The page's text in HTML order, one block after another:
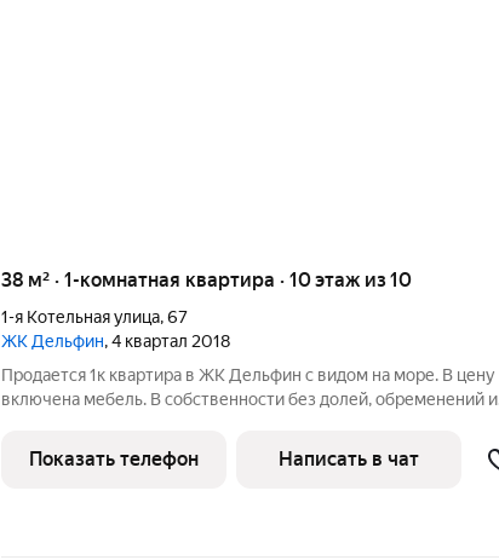
38 м² · 1-комнатная квартира · 10 этаж из 10
1-я Котельная улица,67
ЖК Дельфин, 4 квартал 2018
Продается 1к квартира в ЖК Дельфин с видом на море. В цену
включена мебель. В собственности без долей, обременений и
Собственник
Показать телефон Написать в чат